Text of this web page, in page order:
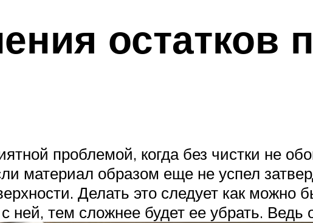
остатков
проблемой, когда без чистки не
материал образом еще не успел
Делать это следует как можно
ней, тем сложнее будет ее убрать.